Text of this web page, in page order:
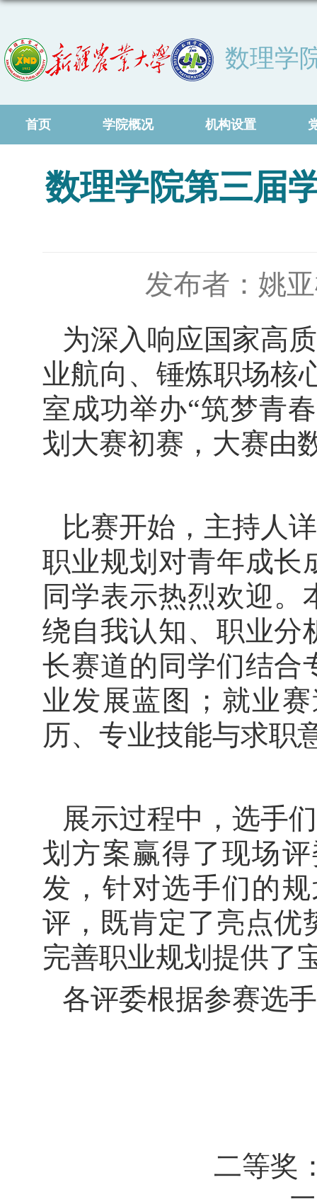
数理学
首页 学院概况 机构设置
数理学院第三届
发布者：姚
为深入响应国家高
业航向、锤炼职场核
室成功举办“筑梦青
划大赛初赛，大赛由
比赛开始，主持人
职业规划对青年成长
同学表示热烈欢迎
绕自我认知、职业分
长赛道的同学们结合
业发展蓝图；就业
历、专业技能与求职
展示过程中，选手
划方案赢得了现场
发，针对选手们的
评，既肯定了亮点优
完善职业规划提供了
各评委根据参赛选
二等奖